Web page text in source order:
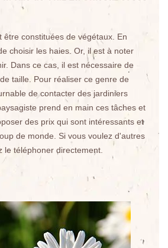
être constituées de végétaux. En
choisir les haies. Or, il est à noter
Dans ce cas, il est nécessaire de
taille. Pour réaliser ce genre de
de contacter des jardiniers
prend en main ces tâches et
des prix qui sont intéressants et
de monde. Si vous voulez d'autres
le téléphoner directement.